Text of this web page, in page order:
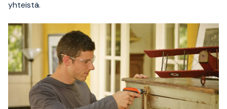
yhteistä.